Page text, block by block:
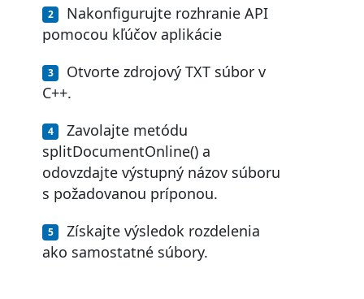
Nakonfigurujte rozhranie API
pomocou kľúčov aplikácie
Otvorte zdrojový TXT súbor v
C++.
Zavolajte metódu
splitDocumentOnline() a
odovzdajte výstupný názov súboru
s požadovanou príponou.
Získajte výsledok rozdelenia
ako samostatné súbory.